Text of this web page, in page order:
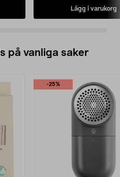
Lägg i varukorg
på vanliga saker
-25%